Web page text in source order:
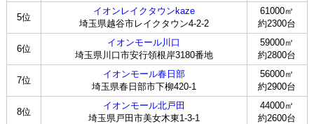
5位
イオンレイクタウンkaze
埼玉県越谷市レイクタウン4-2-2
61000㎡
約2300台
6位
イオンモール川口
埼玉県川口市安行領根岸3180番地
59000㎡
約2800台
7位
イオンモール春日部
埼玉県春日部市下柳420-1
56000㎡
約2900台
8位
イオンモール北戸田
埼玉県戸田市美女木東1-3-1
44000㎡
約2600台